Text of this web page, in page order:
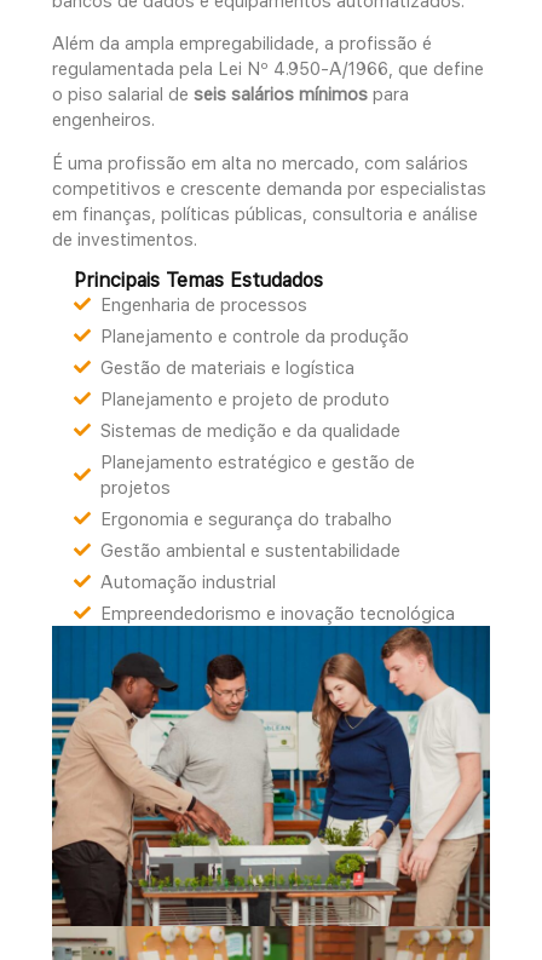
Além da ampla empregabilidade, a profissão é
regulamentada pela Lei Nº 4.950-A/1966, que define
o piso salarial de seis salários mínimospara
engenheiros.
É uma profissão em alta no mercado, com salários
competitivos e crescente demanda por especialistas
em finanças, políticas públicas, consultoria e análise
de investimentos.
Principais Temas Estudados
Engenharia de processos
Planejamento e controle da produção
Gestão de materiais e logística
Planejamento e projeto de produto
Sistemas de medição e da qualidade
Planejamento estratégico e gestão de
projetos
Ergonomia e segurança do trabalho
Gestão ambiental e sustentabilidade
Automação industrial
Empreendedorismo e inovação tecnológica